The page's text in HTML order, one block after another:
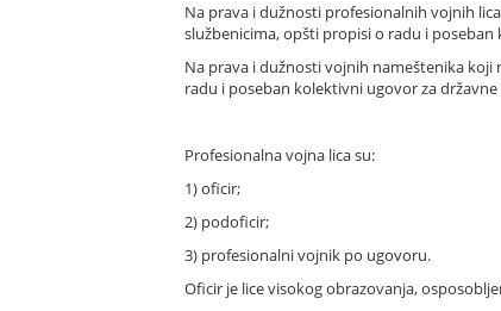
Na prava i dužnosti profesionalnih vojnih
službenicima, opšti propisi o radu i
Na prava i dužnosti vojnih nameštenika
radu i poseban kolektivni ugovor za državne
Profesionalna vojna lica su:
1) oficir;
2) podoficir;
3) profesionalni vojnik po ugovoru.
Oficir je lice visokog obrazovanja,